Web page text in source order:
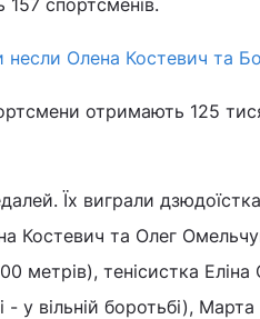
157 спортсменів.
несли Олена Костевич та
отримають 125
Їх виграли
Костевич та Олег
метрів), тенісистка Еліна
у вільній боротьбі), Марта